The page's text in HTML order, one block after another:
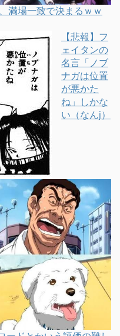
満場一致で決まるｗｗ
【悲報】フ
ェイタンの
名言「ノブ
ナガは位置
が悪かた
ね」しかな
い（なんj）